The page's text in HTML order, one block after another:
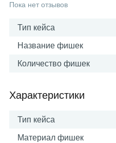
Пока нет отзывов
Тип кейса
Название фишек
Количество фишек
Характеристики
Тип кейса
Материал фишек